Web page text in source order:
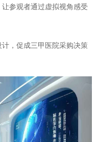
参观者通过虚拟视角感受
，促成三甲医院采购决策